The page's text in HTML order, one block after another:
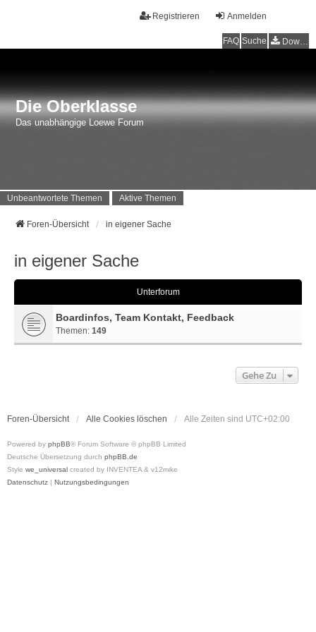
Anmelden
Registrieren
FAQ Suche Downloads
Die Oberklasse
Das unabhängige Loewe Forum
Unbeantwortete Themen Aktive Themen
Foren-Übersicht in eigener Sache
in eigener Sache
Unterforum
Boardinfos, Team Kontakt, Feedback
Themen: 149
Gehe Zu
Foren-Übersicht Alle Cookies löschen Alle Zeiten sind UTC+02:00
Powered by phpBB® Forum Software © phpBB Limited
Deutsche Übersetzung durch phpBB.de
Style we_universal created by INVENTEA & v12mike
Datenschutz | Nutzungsbedingungen